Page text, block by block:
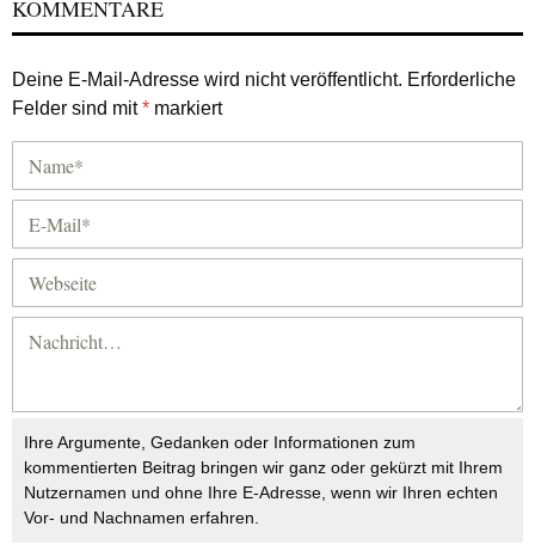
KOMMENTARE
Deine E-Mail-Adresse wird nicht veröffentlicht. Erforderliche
Felder sind mit* markiert
Ihre Argumente, Gedanken oder Informationen zum
kommentierten Beitrag bringen wir ganz oder gekürzt mit Ihrem
Nutzernamen und ohne Ihre E-Adresse, wenn wir Ihren echten
Vor- und Nachnamen erfahren.